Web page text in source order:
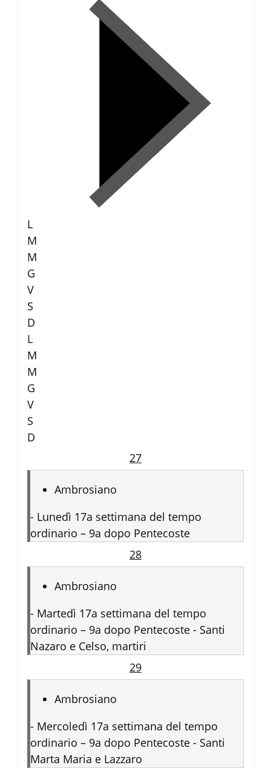
L
M
M
G
V
S
D
L
M
M
G
V
S
D
27
Ambrosiano
- Lunedì 17a settimana del tempo
ordinario – 9a dopo Pentecoste
28
Ambrosiano
- Martedì 17a settimana del tempo
ordinario – 9a dopo Pentecoste - Santi
Nazaro e Celso, martiri
29
Ambrosiano
- Mercoledì 17a settimana del tempo
ordinario – 9a dopo Pentecoste - Santi
Marta Maria e Lazzaro